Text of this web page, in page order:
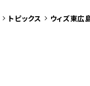
トピックス ウィズ東広